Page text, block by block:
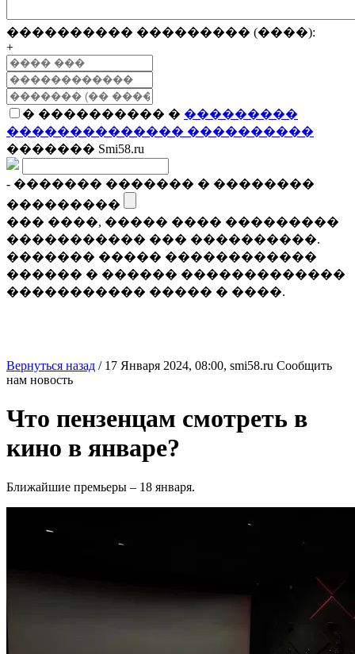
���������� ��������� (����):
+
� ���������� � ���������
�������������� ����������
������� Smi58.ru
- ������� ������� � ��������
���������
��� ����, ����� ���� ���������
����������� ��� ����������.
������� ����� ������������
������ � ������ �������������
����������� ����� � ����.
Вернуться назад / 17 Января 2024, 08:00, smi58.ru Сообщить
нам новость
Что пензенцам смотреть в
кино в январе?
Ближайшие премьеры – 18 января.